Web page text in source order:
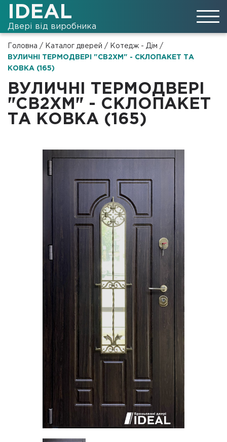
IDEAL
Двері від виробника
Головна / Каталог дверей / Котедж - Дім /
ВУЛИЧНІ ТЕРМОДВЕРІ "СВ2ХМ" - СКЛОПАКЕТ ТА
КОВКА (165)
ВУЛИЧНІ ТЕРМОДВЕРІ
"СВ2ХМ" - СКЛОПАКЕТ
ТА КОВКА (165)